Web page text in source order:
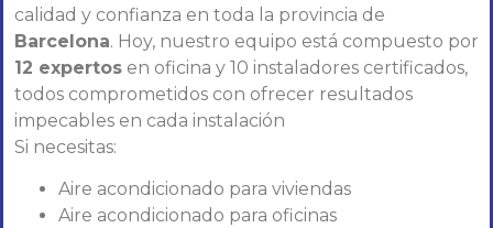
calidad y confianza en toda la provincia de
Barcelona. Hoy, nuestro equipo está compuesto por
12 expertos en oficina y 10 instaladores certificados,
todos comprometidos con ofrecer resultados
impecables en cada instalación
Si necesitas:
Aire acondicionado para viviendas
Aire acondicionado para oficinas